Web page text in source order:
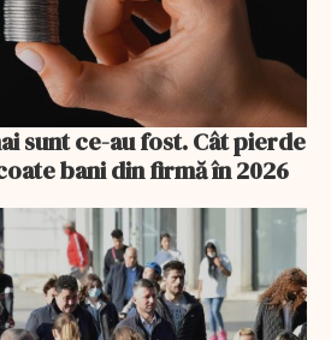
sunt ce-au fost. Cât pierde
bani din firmă în 2026